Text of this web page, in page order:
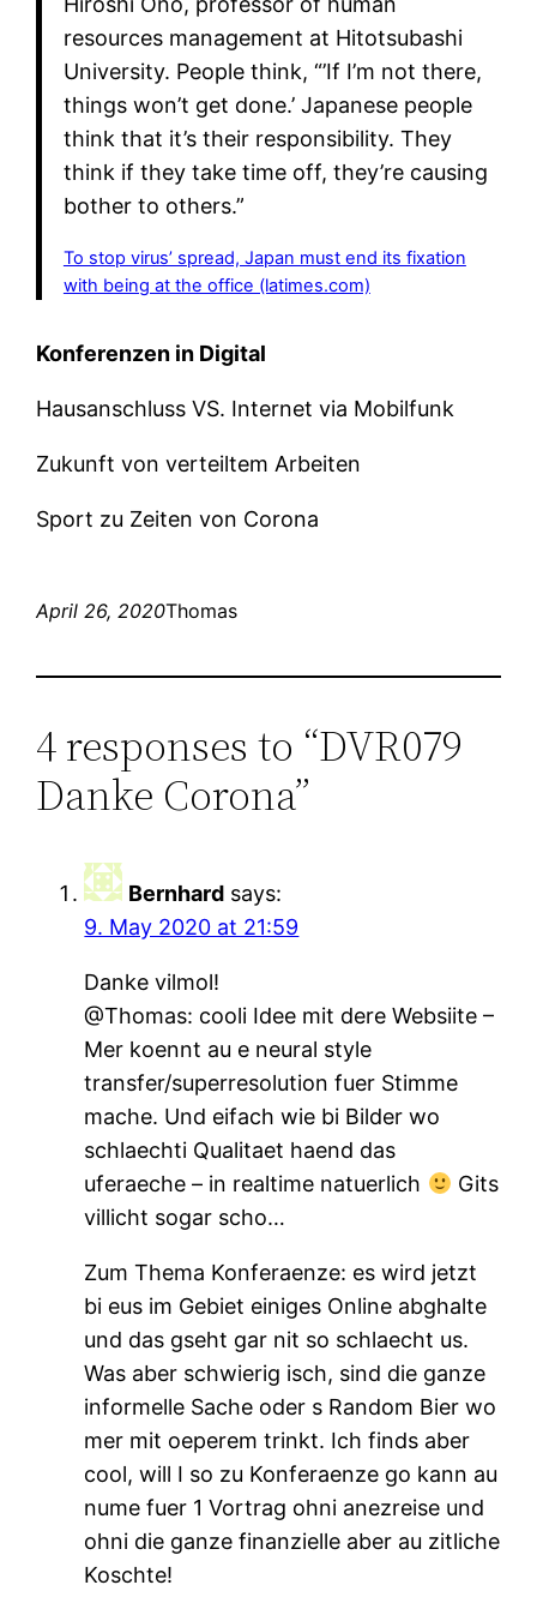
resources management at Hitotsubashi
University. People think, “’If I’m not there,
things won’t get done.’ Japanese people
think that it’s their responsibility. They
think if they take time off, they’re causing
bother to others.”
To stop virus’ spread, Japan must end its fixation
with being at the office (latimes.com)
Konferenzen in Digital
Hausanschluss VS. Internet via Mobilfunk
Zukunft von verteiltem Arbeiten
Sport zu Zeiten von Corona
April 26, 2020Thomas
4 responses to “DVR079
Danke Corona”
Bernhard says:
9. May 2020 at 21:59
Danke vilmol!
@Thomas: cooli Idee mit dere Websiite –
Mer koennt au e neural style
transfer/superresolution fuer Stimme
mache. Und eifach wie bi Bilder wo
schlaechti Qualitaet haend das
uferaeche – in realtime natuerlich
Gits
villicht sogar scho…
Zum Thema Konferaenze: es wird jetzt
bi eus im Gebiet einiges Online abghalte
und das gseht gar nit so schlaecht us.
Was aber schwierig isch, sind die ganze
informelle Sache oder s Random Bier wo
mer mit oeperem trinkt. Ich finds aber
cool, will I so zu Konferaenze go kann au
nume fuer 1 Vortrag ohni anezreise und
ohni die ganze finanzielle aber au zitliche
Koschte!